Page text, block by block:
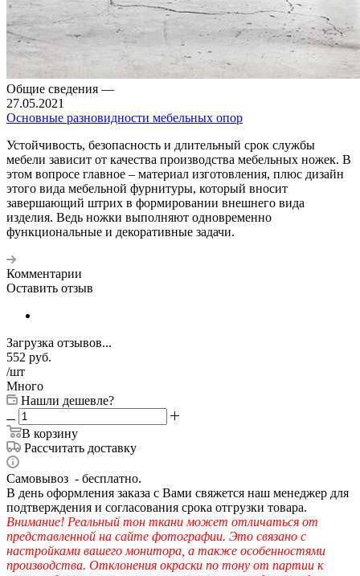
Общие сведения —
27.05.2021
Основные разновидности мебельных опор
Устойчивость, безопасность и длительный срок службы
мебели зависит от качества производства мебельных ножек. В
этом вопросе главное – материал изготовления, плюс дизайн
этого вида мебельной фурнитуры, который вносит
завершающий штрих в формировании внешнего вида
изделия. Ведь ножки выполняют одновременно
функциональные и декоративные задачи.
Комментарии
Оставить отзыв
Загрузка отзывов...
552 руб.
/шт
Много
Нашли дешевле?
В корзину
Рассчитать доставку
Самовывоз - бесплатно.
В день оформления заказа с Вами свяжется наш менеджер для
подтверждения и согласования срока отгрузки товара.
Внимание! Реальный тон ткани может отличаться от
представленной на сайте фотографии. Это связано с
настройками вашего монитора, а также особенностями
производства. Отклонения окраски по тону от партии к